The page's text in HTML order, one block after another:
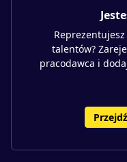
talentów?
pracodawca i